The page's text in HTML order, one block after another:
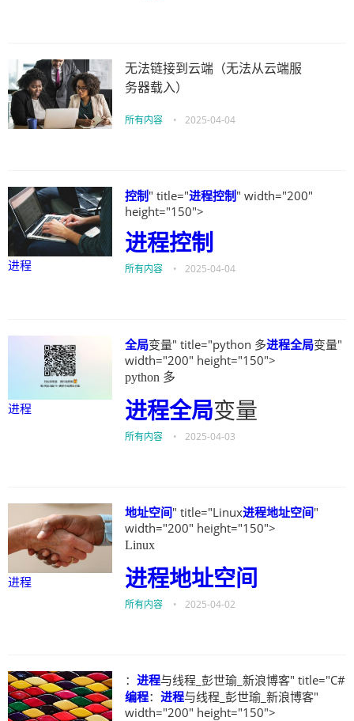
无法链接到云端（无法从云端服
务器载入）
所有内容 • 2025-04-04
进程
控制 " title="进程控制 " width="200"
height="150">
进程控制
所有内容 • 2025-04-04
进程
全局变量" title="python 多进程全局变量"
width="200" height="150">
python 多
进程全局变量
所有内容 • 2025-04-03
进程
地址空间" title="Linux进程地址空间"
width="200" height="150">
Linux
进程地址空间
所有内容 • 2025-04-02
： 进程与线程_彭世瑜_新浪博客" title="C#
编程： 进程与线程_彭世瑜_新浪博客"
width="200" height="150">